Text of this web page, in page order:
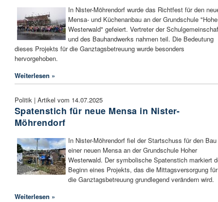
In Nister-Möhrendorf wurde das Richtfest für den
Mensa- und Küchenanbau an der Grundschule
Westerwald" gefeiert. Vertreter der
und des Bauhandwerks nahmen teil. Die Bedeutung
dieses Projekts für die Ganztagsbetreuung wurde besonders
hervorgehoben.
Weiterlesen »
Politik | Artikel vom 14.07.2025
Spatenstich für neue Mensa in Nister-
Möhrendorf
In Nister-Möhrendorf fiel der Startschuss für den Bau
einer neuen Mensa an der Grundschule Hoher
Westerwald. Der symbolische Spatenstich markiert
Beginn eines Projekts, das die Mittagsversorgung für
die Ganztagsbetreuung grundlegend verändern wird.
Weiterlesen »